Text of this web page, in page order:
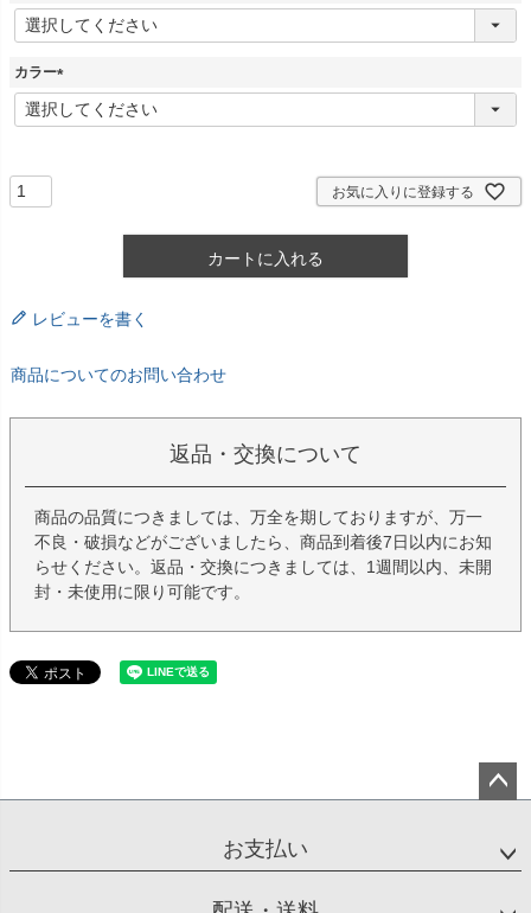
(
必
)
カラー
(
必
お気に入りに登録する
カートに入れる
レビューを書く
商品についてのお問い合わせ
返品・交換について
商品の品質につきましては、万全を期しておりますが、万一
不良・破損などがございましたら、商品到着後7日以内にお知
らせください。返品・交換につきましては、1週間以内、未開
封・未使用に限り可能です。
ップ
お支払い